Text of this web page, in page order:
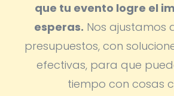
que tu evento logre el
esperas. Nos ajustamos
presupuestos, con
efectivas, para que
tiempo con cosas